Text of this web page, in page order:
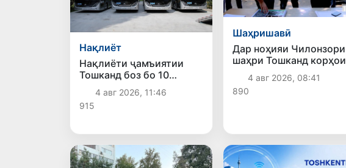
Нақлиёт
Нақлиёти ҷамъиятии
Тошканд боз бо 10
электробуси замонавӣ
пурра шуд
4 авг 2026, 11:46
915
Шаҳришавӣ
Дар ноҳияи Чилонзори
шаҳри Тошканд корҳои
ободонӣ ва озодсозии
фазои ҷамъиятӣ идома
доранд
4 авг 2026, 08:41
890